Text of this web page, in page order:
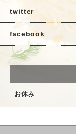
twitter
facebook
お休み